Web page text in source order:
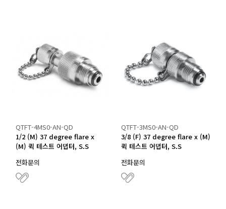
QTFT-4MS0-AN-QD
1/2 (M) 37 degree flare x
(M) 퀵 테스트 어댑터, S.S
전화문의
QTFT-3MS0-AN-QD
3/8 (F) 37 degree flare x (M)
퀵 테스트 어댑터, S.S
전화문의